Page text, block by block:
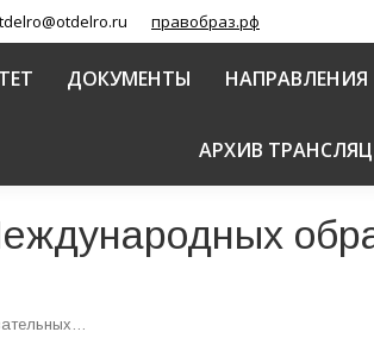
правобраз.рф
ДОКУМЕНТЫ НАПРАВЛЕНИЯ
АРХИВ